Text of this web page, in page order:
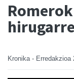
Kronika - Erredakzioa